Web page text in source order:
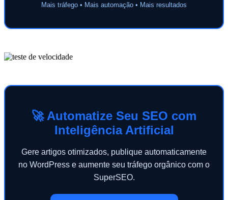
Mais tráfego • Mais automação • Mais resultados
🚀 Automatize Seu SEO com
Inteligência Artificial
Gere artigos otimizados, publique automaticamente
no WordPress e aumente seu tráfego orgânico com o
SuperSEO.